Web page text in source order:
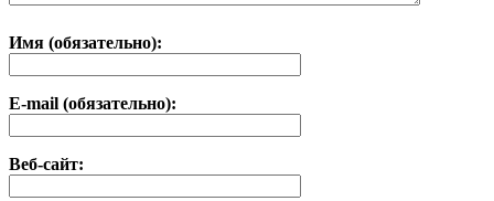
Имя (обязательно):
E-mail (обязательно):
Веб-сайт: